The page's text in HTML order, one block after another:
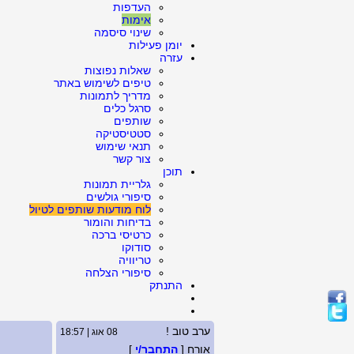
העדפות
אימות
שינוי סיסמה
יומן פעילות
עזרה
שאלות נפוצות
טיפים לשימוש באתר
מדריך לתמונות
סרגל כלים
שותפים
סטטיסטיקה
תנאי שימוש
צור קשר
תוכן
גלריית תמונות
סיפורי גולשים
לוח מודעות שותפים לטיול
בדיחות והומור
כרטיסי ברכה
סודוקו
טריוויה
סיפורי הצלחה
התנתק
ערב טוב ! 08 אוג | 18:57
אורח [ התחבר/י ]